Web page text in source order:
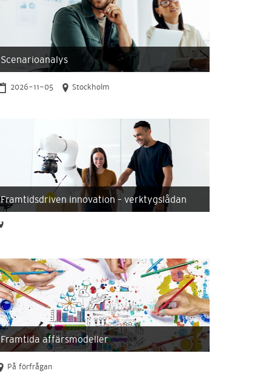
Scenarioanalys
2026-11-05 Stockholm
Framtidsdriven innovation – verktygslådan
Framtida affärsmodeller
På förfrågan